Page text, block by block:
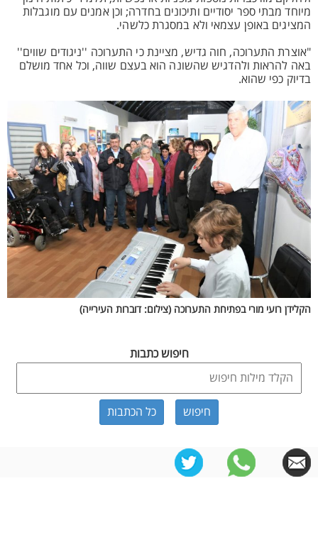
מיוחד מבתי ספר יסודיים ותיכונים בחדרה; וכן אמנים עם מוגבלות
המציגים באופן עצמאי ולא במסגרת כלשהי.
"אוצרת התערוכה, חוה גדיש, מציינת כי התערוכה ''ניגודים שווים''
באה להראות ולהדגיש שהשונה הוא בעצם שווה, וכל אחד מושלם
בדיוק כפי שהוא.
הקלידן רועי מורי בפתיחת התערוכה (צילום: דוברות העירייה)
חיפוש כתבות
כל הכתבות